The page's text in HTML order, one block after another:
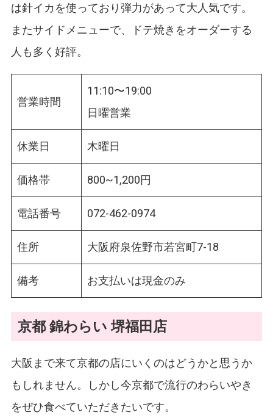
は針イカを使っており弾力があって大人気です。
またサイドメニューで、ドテ焼きをオーダーする
人も多く好評。
営業時間
11:10〜19:00
日曜営業
休業日 木曜日
価格帯 800~1,200円
電話番号 072-462-0974
住所 大阪府泉佐野市若宮町7-18
備考 お支払いは現金のみ
京都 錦わらい 堺福田店
大阪まで来て京都の店にいくのはどうかと思うか
もしれません。しかし今京都で流行のわらいやき
をぜひ食べていただきたいです。